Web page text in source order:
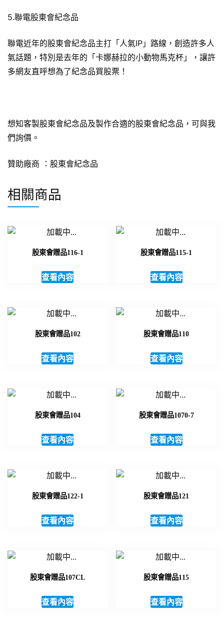
5.聯電股東會紀念品
聯電近年的股東會紀念品主打「人氣IP」路線，創造許多人
氣話題，特別是去年的「卡娜赫拉的小動物馬克杯」，讓許
多網友直呼想為了紀念品買股票！
想知客製股東會紀念品及製作合適的股東會紀念品，可與我
們詢價。
贊助廠商 ： 股東會紀念品
相關商品
股東會贈品116-1
查看內容
股東會贈品115-1
查看內容
股東會贈品102
查看內容
股東會贈品110
查看內容
股東會贈品104
查看內容
股東會贈品1070-7
查看內容
股東會贈品122-1
查看內容
股東會贈品121
查看內容
股東會贈品107CL
查看內容
股東會贈品115
查看內容